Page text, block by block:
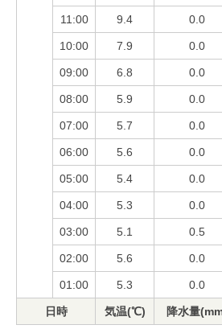
11:00 9.4 0.0
10:00 7.9 0.0
09:00 6.8 0.0
08:00 5.9 0.0
07:00 5.7 0.0
06:00 5.6 0.0
05:00 5.4 0.0
04:00 5.3 0.0
03:00 5.1 0.5
02:00 5.6 0.0
01:00 5.3 0.0
日時 気温(℃) 降水量